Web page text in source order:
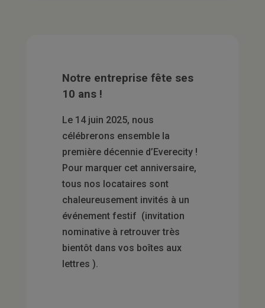
Notre entreprise fête ses
10 ans !
Le 14 juin 2025, nous
célébrerons ensemble la
première décennie d’Everecity !
Pour marquer cet anniversaire,
tous nos locataires sont
chaleureusement invités à un
événement festif (invitation
nominative à retrouver très
bientôt dans vos boîtes aux
lettres ).